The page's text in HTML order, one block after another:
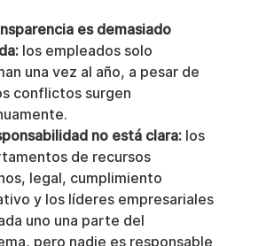
es demasiado
los empleados solo
una vez al año, a pesar de
conflictos surgen
no está clara: los
de recursos
legal, cumplimiento
y los líderes empresariales
uno una parte del
pero nadie es responsable